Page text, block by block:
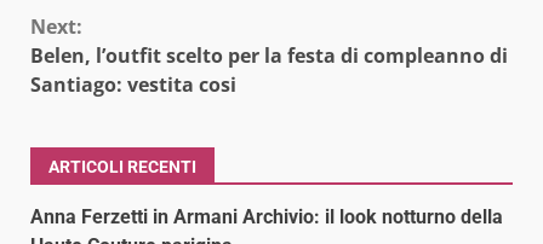
Next:
Belen, l’outfit scelto per la festa di compleanno di
Santiago: vestita cosi
ARTICOLI RECENTI
Anna Ferzetti in Armani Archivio: il look notturno della